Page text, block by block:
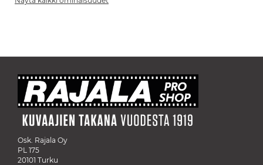
Osk. Rajala Oy
PL 175
20101 Turku